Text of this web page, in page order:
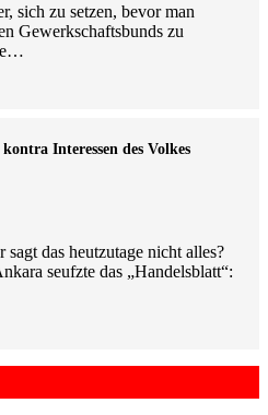
sich zu setzen, bevor man
Gewerkschaftsbunds zu
Inte­ressen des Volkes
das heutzutage nicht alles?
seufzte das „Handelsblatt“: